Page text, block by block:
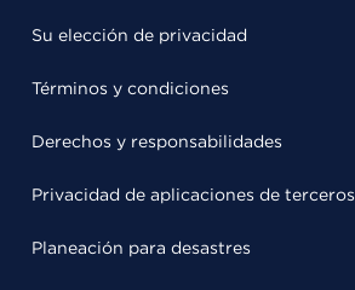
Su elección de privacidad
Términos y condiciones
Derechos y responsabilidades
Privacidad de aplicaciones de terceros
Planeación para desastres